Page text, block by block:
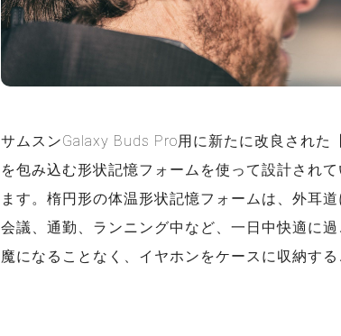
サムスンGalaxy Buds Pro用に新たに改良された
を包み込む形状記憶フォームを使って設計され
ます。楕円形の体温形状記憶フォームは、外耳
会議、通勤、ランニング中など、一日中快適に
魔になることなく、イヤホンをケースに収納する